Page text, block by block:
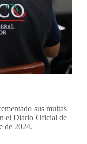
sus multas
el Diario Oficial de
de 2024.